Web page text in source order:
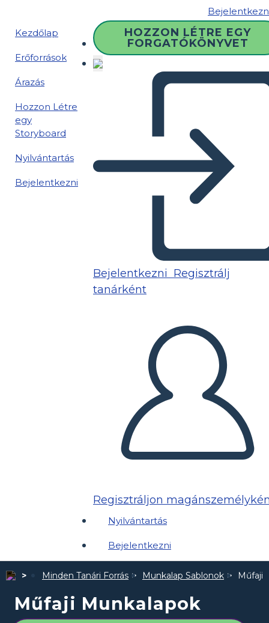
Kezdőlap
Erőforrások
Árazás
Hozzon Létre
egy
Storyboard
Nyilvántartás
Bejelentkezni
HOZZON LÉTRE EGY
FORGATÓKÖNYVET
Bejelentkezni Regisztrálj
tanárként
Regisztráljon
Nyilvántartás
Bejelentkezni
Minden Tanári Forrás Munkalap Sablonok Műfaji
Műfaji Munkalapok